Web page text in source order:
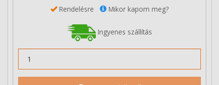
Rendelésre Mikor kapom meg?
Ingyenes szállítás